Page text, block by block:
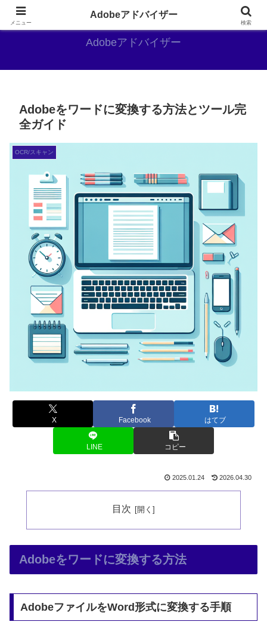
Adobe好きのAdobe推しブログ
Adobeアドバイザー
Adobeをワードに変換する方法とツール完
全ガイド
OCR/スキャン
X Facebook はてブ
LINE コピー
2025.01.24 2026.04.30
目次
Adobeをワードに変換する方法
AdobeファイルをWord形式に変換する手順
メニュー
Adobeアドバイザー
検索